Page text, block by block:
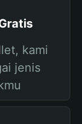
kami
jenis